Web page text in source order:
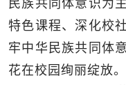
民族共同体意识为
特色课程、深化校
牢中华民族共同体
花在校园绚丽绽放。